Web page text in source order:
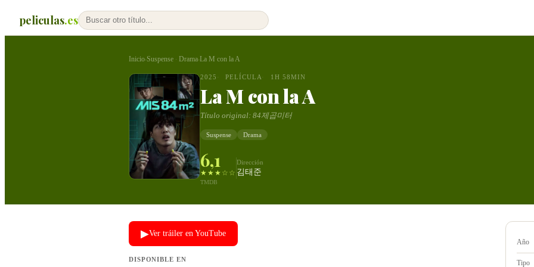
peliculas.es
Inicio›Suspense · Drama›La M con la A
2025 PELÍCULA 1H 58MIN
La M con la A
Título original: 84제곱미터
Suspense Drama
6,1
★★★☆☆
TMDB
Dirección
김태준
▶Ver tráiler en YouTube
DISPONIBLE EN
Año
Tipo